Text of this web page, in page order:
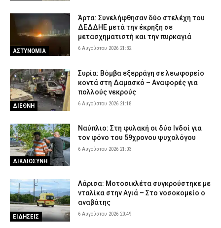
ΑΣΤΥΝΟΜΙΑ
Άρτα: Συνελήφθησαν δύο στελέχη του
ΔΕΔΔΗΕ μετά την έκρηξη σε
μετασχηματιστή και την πυρκαγιά
6 Αυγούστου 2026 21:32
ΔΙΕΘΝΗ
Συρία: Βόμβα εξερράγη σε λεωφορείο
κοντά στη Δαμασκό – Αναφορές για
πολλούς νεκρούς
6 Αυγούστου 2026 21:18
ΔΙΚΑΙΟΣΥΝΗ
Ναύπλιο: Στη φυλακή οι δύο Ινδοί για
τον φόνο του 59χρονου ψυχολόγου
6 Αυγούστου 2026 21:03
ΕΙΔΗΣΕΙΣ
Λάρισα: Μοτοσικλέτα συγκρούστηκε με
νταλίκα στην Αγιά – Στο νοσοκομείο ο
αναβάτης
6 Αυγούστου 2026 20:49